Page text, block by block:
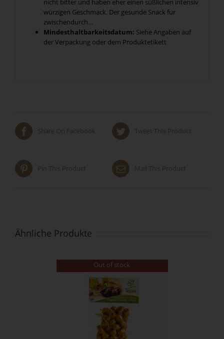
nicht bitter und haben eher einen süßlichen intensiv
würzigen Geschmack. Der gesunde Snack für
zwischendurch…
Mindesthaltbarkeitsdatum: Siehe Angaben auf
der Verpackung oder dem Produktetikett
Share On Facebook Tweet This Product
Pin This Product Mail This Product
Ähnliche Produkte
Out of stock